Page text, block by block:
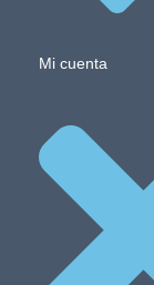
Mi cuenta